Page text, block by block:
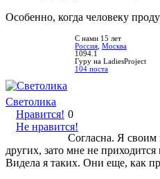
Особенно, когда человеку
С нами 15 лет
Россия Москва
1094.1
Гуру на LadiesProject
104 поста
Светолика
Нравится!
Не нравится!
0
Согласна. Я
других, зато мне не
Видела я таких. Они еще, как